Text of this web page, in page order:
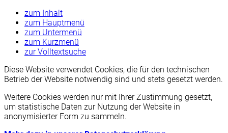
zum Inhalt
zum Hauptmenü
zum Untermenü
zum Kurzmenü
zur Volltextsuche
Diese Website verwendet Cookies, die für den technischen
Betrieb der Website notwendig sind und stets gesetzt werden.
Weitere Cookies werden nur mit Ihrer Zustimmung gesetzt,
um statistische Daten zur Nutzung der Website in
anonymisierter Form zu sammeln.